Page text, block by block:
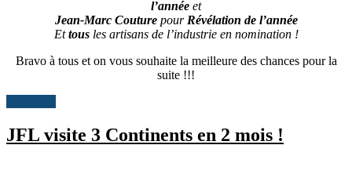
l’année et
Jean-Marc Couturepour Révélation de l’année
Ettousles artisans de l’industrie en nomination !
Bravo à tous et on vous souhaite la meilleure des chances pour la
suite !!!
JFL visite 3 Continents en 2 mois !